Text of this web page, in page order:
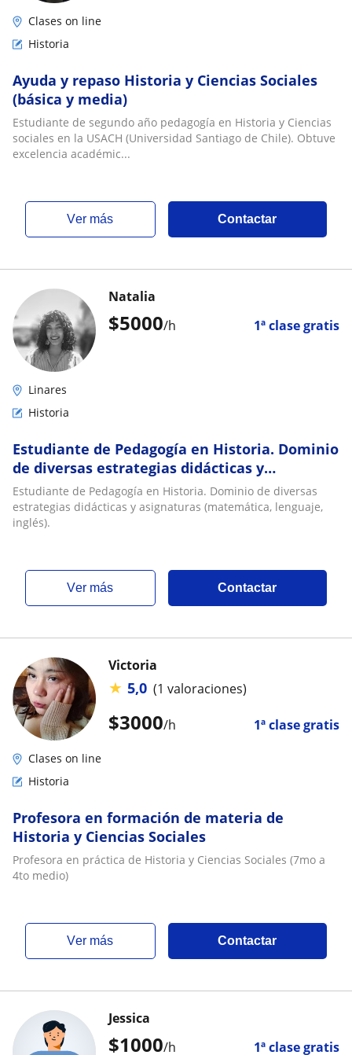
Clases on line
Historia
Ayuda y repaso Historia y Ciencias Sociales
(básica y media)
Estudiante de segundo año pedagogía en Historia y Ciencias
sociales en la USACH (Universidad Santiago de Chile). Obtuve
excelencia académic...
ver más Contactar
$5000/h 1ª clase gratis
Natalia
Linares
Historia
Estudiante de Pedagogía en Historia. Dominio
de diversas estrategias didácticas y
asignaturas (matemática, lenguaje, inglés)
Estudiante de Pedagogía en Historia. Dominio de diversas
estrategias didácticas y asignaturas (matemática, lenguaje,
inglés).
ver más Contactar
$3000/h 1ª clase gratis
Victoria
★ 5,0 (1 valoraciones)
Clases on line
Historia
Profesora en formación de materia de
Historia y Ciencias Sociales
Profesora en práctica de Historia y Ciencias Sociales (7mo a
4to medio)
ver más Contactar
$1000/h 1ª clase gratis
Jessica